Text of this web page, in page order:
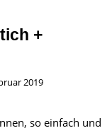
+
2019
so einfach und